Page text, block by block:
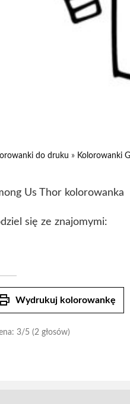
do druku » Kolorowanki
Us Thor kolorowanka
się ze znajomymi:
Wydrukuj kolorowankę
3/5 (2 głosów)